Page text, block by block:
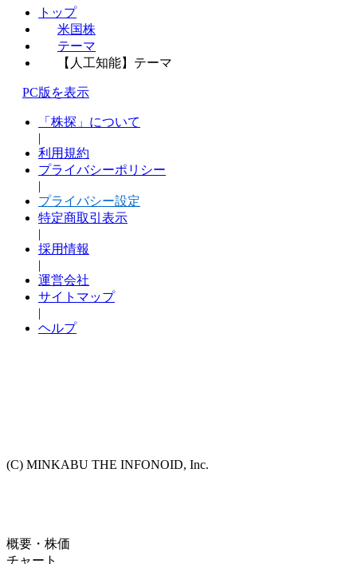
トップ
米国株
テーマ
【人工知能】テーマ
PC版を表示
「株探」について
|
利用規約
プライバシーポリシー
|
プライバシー設定
特定商取引表示
|
採用情報
|
運営会社
サイトマップ
|
ヘルプ
(C) MINKABU THE INFONOID, Inc.
概要・株価
チャート